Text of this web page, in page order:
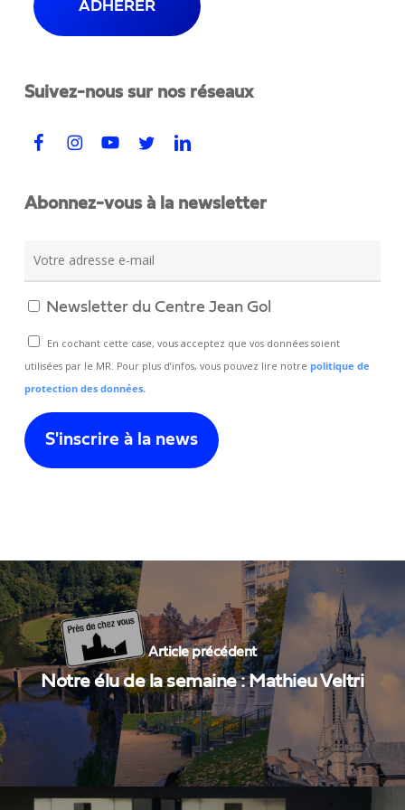
ADHÉRER
Suivez-nous sur nos réseaux
Abonnez-vous à la newsletter
Newsletter du Centre Jean Gol
En cochant cette case, vous acceptez que vos données soient
utilisées par le MR. Pour plus d’infos, vous pouvez lire notrepolitique de
protection des données.
Article précédent
Notre élu de la semaine : Mathieu Veltri